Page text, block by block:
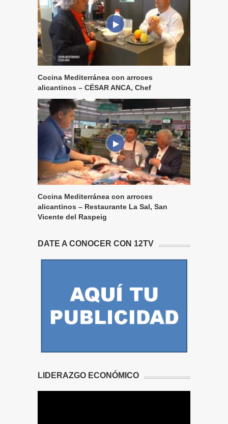
Cocina Mediterránea con arroces
alicantinos – CÉSAR ANCA, Chef
Cocina Mediterránea con arroces
alicantinos – Restaurante La Sal, San
Vicente del Raspeig
DATE A CONOCER CON 12TV
LIDERAZGO ECONÓMICO